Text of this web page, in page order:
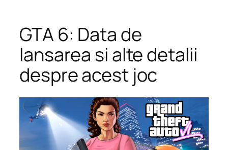
GTA 6: Data de
lansarea si alte detalii
despre acest joc